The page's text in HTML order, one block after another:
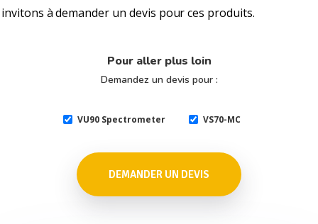
invitons à demander un devis pour ces produits.
Pour aller plus loin
Demandez un devis pour :
VU90 Spectrometer VS70-MC
DEMANDER UN DEVIS